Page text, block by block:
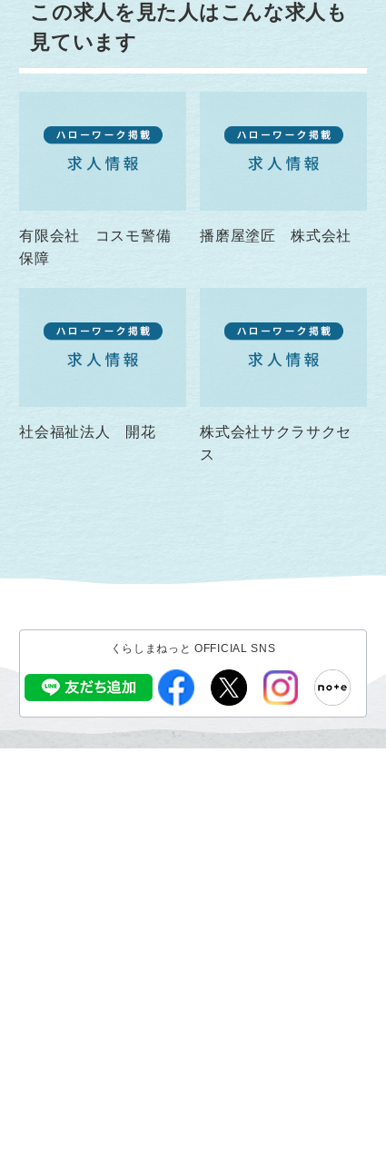
この求人を見た人はこんな求人も
見ています
有限会社 コスモ警備
保障
播磨屋塗匠 株式会社
社会福祉法人 開花
株式会社サクラサクセ
ス
くらしまねっと OFFICIAL SNS